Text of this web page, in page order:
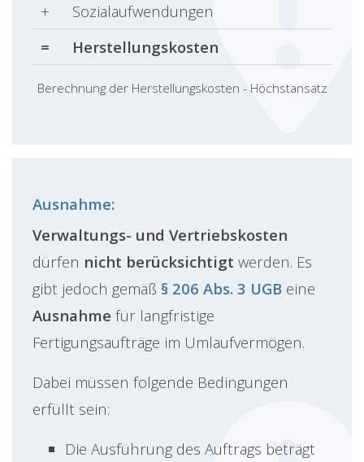
Berechnung der Herstellungskosten - Höchstansatz
+
Sozialaufwendungen
=
Herstellungskosten
Ausnahme:
Verwaltungs- und Vertriebskosten
dürfen nicht berücksichtigt werden. Es
gibt jedoch gemäß § 206 Abs. 3 UGB eine
Ausnahme für langfristige
Fertigungsaufträge im Umlaufvermögen.
Dabei müssen folgende Bedingungen
erfüllt sein:
Die Ausführung des Auftrags beträgt